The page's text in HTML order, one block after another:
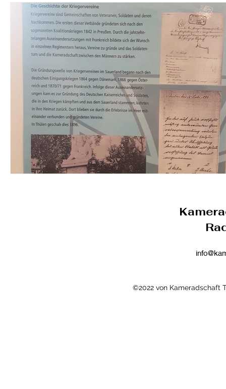
©2022 von Kameradschaft